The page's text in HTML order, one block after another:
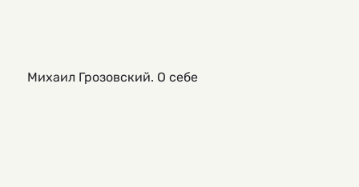
Михаил Грозовский. О себе